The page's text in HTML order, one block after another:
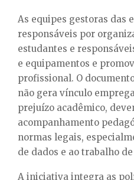
As equipes gestoras das
responsáveis por
estudantes e
e equipamentos e
profissional. O
não gera vínculo
prejuízo acadêmico,
acompanhamento
normas legais,
de dados e ao trabalho
A iniciativa integra as